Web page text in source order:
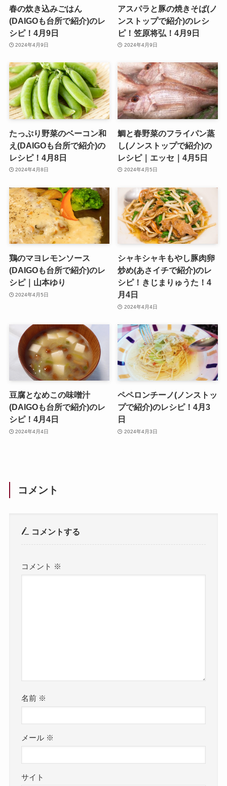
春の炊き込みごはん
(DAIGOも台所で紹介)のレ
シピ！4月9日
2024年4月9日
アスパラと豚の焼きそば(ノ
ンストップで紹介)のレシ
ピ！笠原将弘！4月9日
2024年4月9日
たっぷり野菜のベーコン和
え(DAIGOも台所で紹介)の
レシピ！4月8日
2024年4月8日
鯛と春野菜のフライパン蒸
し(ノンストップで紹介)の
レシピ｜エッセ｜4月5日
2024年4月5日
鶏のマヨレモンソース
(DAIGOも台所で紹介)のレ
シピ｜山本ゆり
2024年4月5日
シャキシャキもやし豚肉卵
炒め(あさイチで紹介)のレ
シピ！きじまりゅうた！4
月4日
2024年4月4日
豆腐となめこの味噌汁
(DAIGOも台所で紹介)のレ
シピ！4月4日
2024年4月4日
ペペロンチーノ(ノンストッ
プで紹介)のレシピ！4月3
日
2024年4月3日
コメント
コメントする
コメント ※
名前 ※
メール ※
サイト